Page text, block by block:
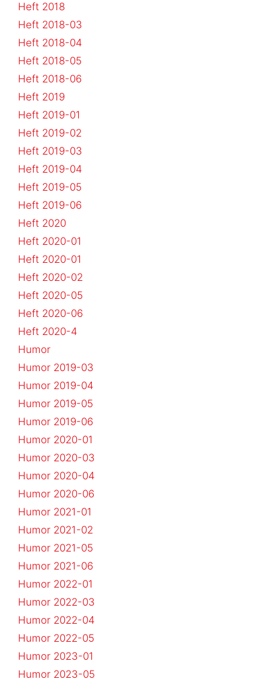
Heft 2018
Heft 2018-03
Heft 2018-04
Heft 2018-05
Heft 2018-06
Heft 2019
Heft 2019-01
Heft 2019-02
Heft 2019-03
Heft 2019-04
Heft 2019-05
Heft 2019-06
Heft 2020
Heft 2020-01
Heft 2020-01
Heft 2020-02
Heft 2020-05
Heft 2020-06
Heft 2020-4
Humor
Humor 2019-03
Humor 2019-04
Humor 2019-05
Humor 2019-06
Humor 2020-01
Humor 2020-03
Humor 2020-04
Humor 2020-06
Humor 2021-01
Humor 2021-02
Humor 2021-05
Humor 2021-06
Humor 2022-01
Humor 2022-03
Humor 2022-04
Humor 2022-05
Humor 2023-01
Humor 2023-05